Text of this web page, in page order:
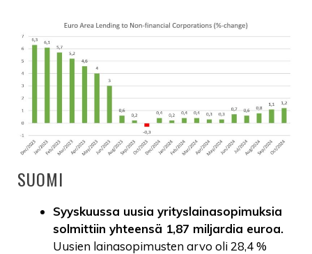
SUOMI
Syyskuussa uusia yrityslainasopimuksia
solmittiin yhteensä 1,87 miljardia euroa.
Uusien lainasopimusten arvo oli 28,4 %